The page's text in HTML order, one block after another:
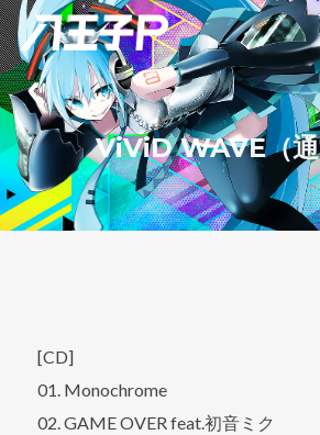
ViViD WAVE（
[CD]
01. Monochrome
02. GAME OVER feat.初音ミク